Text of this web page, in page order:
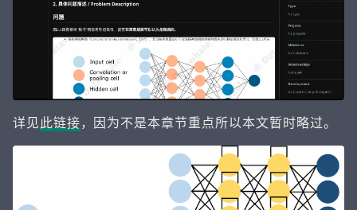
详见此链接，因为不是本章节重点所以本文暂时略过。